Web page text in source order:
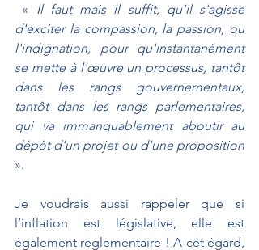
«
Il faut mais il suffit, qu'il s'agisse
d'exciter la compassion, la passion, ou
l'indignation, pour qu'instantanément
se mette à l'œuvre un processus, tantôt
dans les rangs gouvernementaux,
tantôt dans les rangs parlementaires,
qui va immanquablement aboutir au
dépôt d'un projet ou d'une proposition
».
Je voudrais aussi rappeler que si
l’inflation est législative, elle est
également règlementaire ! A cet égard,